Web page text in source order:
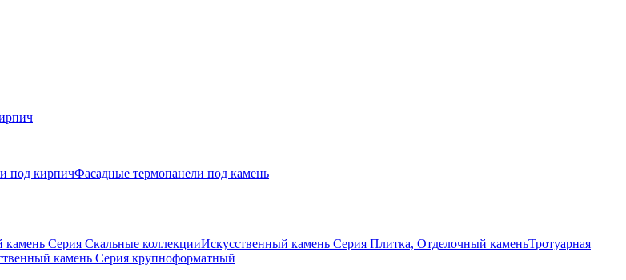
под кирпичФасадные термопанели под камень
камень Серия Скальные коллекцииИскусственный камень Серия Плитка, Отделочный каменьТротуарная
камень Серия крупноформатный